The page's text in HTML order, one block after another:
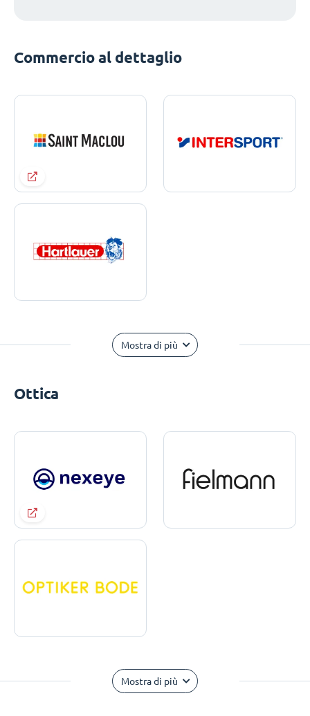
Commercio al dettaglio
Mostra di più
Ottica
Mostra di più